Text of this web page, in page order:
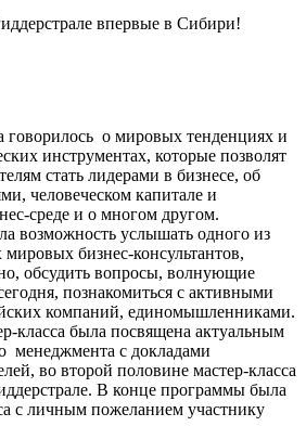
впервые в Сибири!
говорилось о мировых тенденциях и
инструментах, которые позволят
стать лидерами в бизнесе, об
человеческом капитале и
среде и о многом другом.
возможность услышать одного из
бизнес-консультантов,
обсудить вопросы, волнующие
познакомиться с активными
компаний, единомышленниками.
класса была посвящена актуальным
менеджмента с докладами
во второй половине мастер-класса
В конце программы была
с личным пожеланием участнику